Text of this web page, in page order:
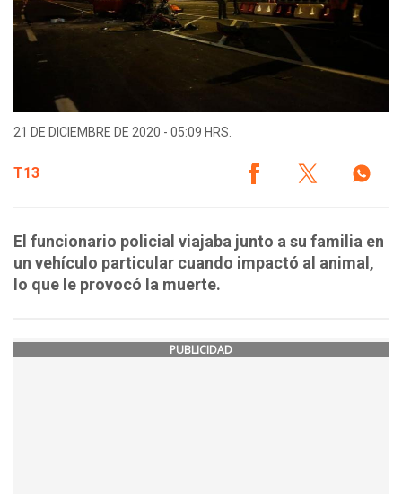
21 DE DICIEMBRE DE 2020 - 05:09 HRS.
T13
El funcionario policial viajaba junto a su familia en
un vehículo particular cuando impactó al animal,
lo que le provocó la muerte.
PUBLICIDAD